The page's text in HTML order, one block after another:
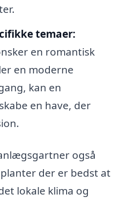
temaer:
en romantisk
en moderne
kan en
en have, der
også
der er bedst at
lokale klima og